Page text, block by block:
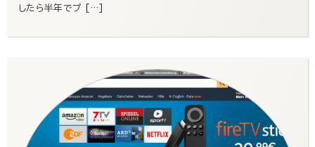
したら半年でプ […]